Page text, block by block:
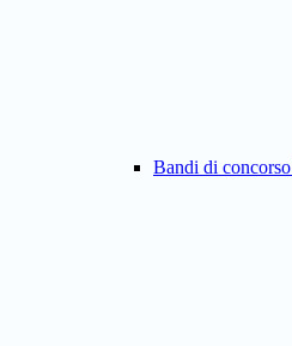
Bandi di concorso